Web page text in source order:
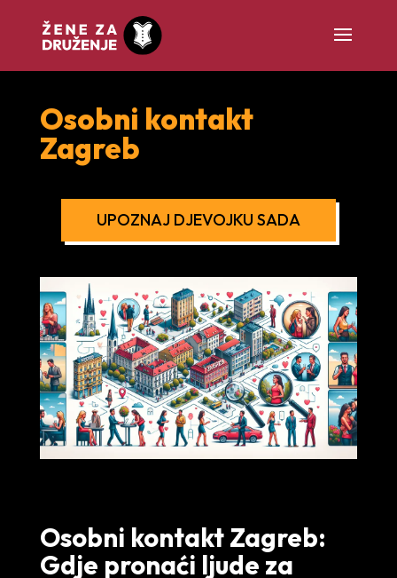
Osobni kontakt
Zagreb
UPOZNAJ DJEVOJKU SADA
Osobni kontakt Zagreb:
Gdje pronaći ljude za